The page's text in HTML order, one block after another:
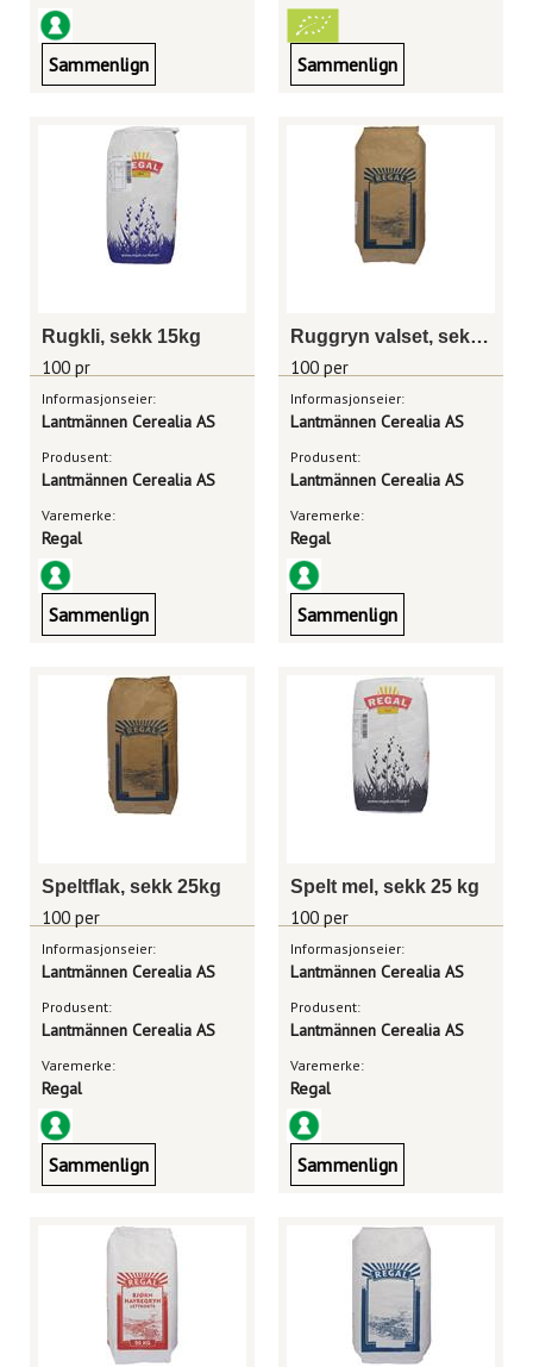
Sammenlign Sammenlign
Rugkli, sekk 15kg
100 pr
Informasjonseier:
Lantmännen Cerealia AS
Produsent:
Lantmännen Cerealia AS
Varemerke:
Regal
Sammenlign
Ruggryn valset, sekk 25kg
100 per
Informasjonseier:
Lantmännen Cerealia AS
Produsent:
Lantmännen Cerealia AS
Varemerke:
Regal
Sammenlign
Speltflak, sekk 25kg
100 per
Informasjonseier:
Lantmännen Cerealia AS
Produsent:
Lantmännen Cerealia AS
Varemerke:
Regal
Sammenlign
Spelt mel, sekk 25 kg
100 per
Informasjonseier:
Lantmännen Cerealia AS
Produsent:
Lantmännen Cerealia AS
Varemerke:
Regal
Sammenlign